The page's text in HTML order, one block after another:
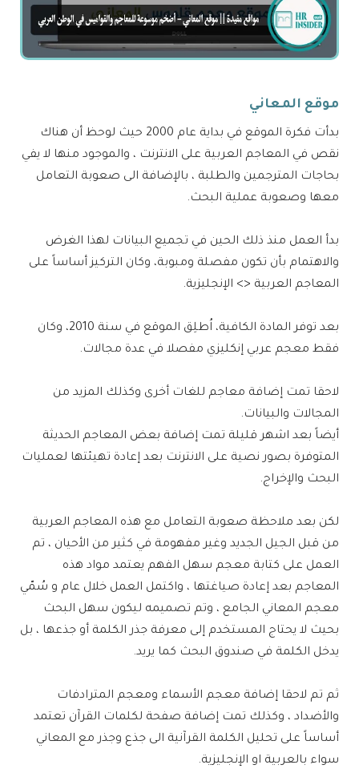
موقع المعاني
بدأت فكرة الموقع في بداية عام 2000 حيث لوحظ أن هناك
نقص في المعاجم العربية على الانترنت ، والموجود منها لا يفي
بحاجات المترجمين والطلبة ، بالإضافة الى صعوبة التعامل
معها وصعوبة عملية البحث.
بدأ العمل منذ ذلك الحين في تجميع البيانات لهذا الغرض
والاهتمام بأن تكون مفصلة ومبوبة، وكان التركيز أساساً على
المعاجم العربية <> الإنجليزية.
بعد توفر المادة الكافية، اُطلِق الموقع في سنة 2010، وكان
فقط معجم عربي إنكليزي مفصلا في عدة مجالات.
لاحقا تمت إضافة معاجم للغات أخرى وكذلك المزيد من
المجالات والبيانات.
أيضاً بعد اشهر قليلة تمت إضافة بعض المعاجم الحديثة
المتوفرة بصور نصية على الانترنت بعد إعادة تهيئتها لعمليات
البحث والإخراج.
لكن بعد ملاحظة صعوبة التعامل مع هذه المعاجم العربية
من قبل الجيل الجديد وغير مفهومة في كثير من الأحيان ، تم
العمل على كتابة معجم سهل الفهم يعتمد مواد هذه
المعاجم بعد إعادة صياغتها ، واكتمل العمل خلال عام و سُمّي
معجم المعاني الجامع ، وتم تصميمه ليكون سهل البحث
بحيث لا يحتاج المستخدم إلى معرفة جذر الكلمة أو جذعها ، بل
يدخل الكلمة في صندوق البحث كما يريد.
ثم تم لاحقا إضافة معجم الأسماء ومعجم المترادفات
والأضداد ، وكذلك تمت إضافة صفحة لكلمات القرآن تعتمد
أساساً على تحليل الكلمة القرآنية الى جذع وجذر مع المعاني
سواء بالعربية او الإنجليزية.